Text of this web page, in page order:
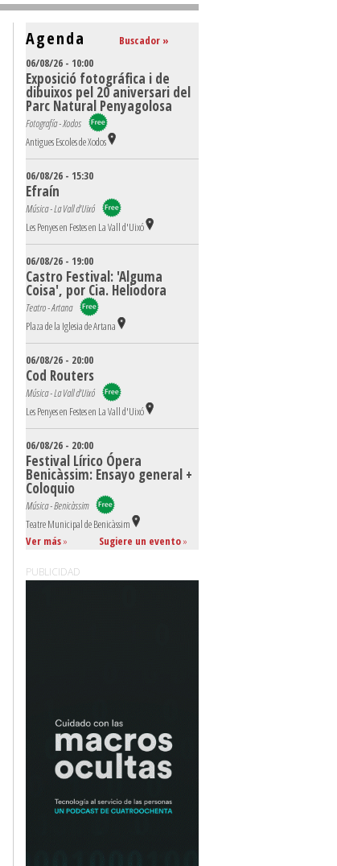
Agenda
Buscador »
06/08/26 - 10:00
Exposició fotográfica i de
dibuixos pel 20 aniversari del
Parc Natural Penyagolosa
Fotografía - Xodos
Antigues Escoles de Xodos
06/08/26 - 15:30
Efraín
Música - La Vall d'Uixó
Les Penyes en Festes en La Vall d'Uixó
06/08/26 - 19:00
Castro Festival: 'Alguma
Coisa', por Cia. Heliodora
Teatro - Artana
Plaza de la Iglesia de Artana
06/08/26 - 20:00
Cod Routers
Música - La Vall d'Uixó
Les Penyes en Festes en La Vall d'Uixó
06/08/26 - 20:00
Festival Lírico Ópera
Benicàssim: Ensayo general +
Coloquio
Música - Benicàssim
Teatre Municipal de Benicàssim
Ver más» Sugiere un evento»
PUBLICIDAD